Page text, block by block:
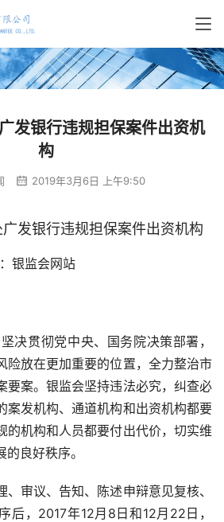
发银行违规担保案件出资机
构
2019年3月6日 上午9:50
发银行违规担保案件出资机构
银监会网站
决贯彻党中央、国务院决策部署，
险放在更加重要的位置，全力整治市
要案。银监会坚持违法必究，纠查必
案发机构、通道机构和出资机构都要
的机构和人员都要付出代价，切实维
良好秩序。
审议、告知、陈述申辩意见复核、
后， 2017年12月 8日和12月 22日，